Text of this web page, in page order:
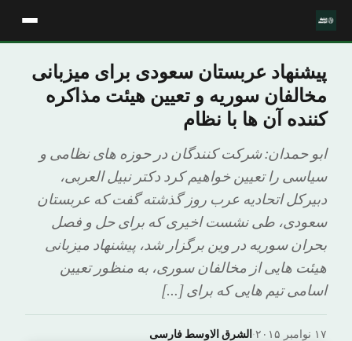
پیشنهاد عربستان سعودی برای میزبانی
مخالفان سوریه و تعیین هیئت مذاکره
کننده آن ها با نظام
ابو حمدان: شرکت کنندگان در حوزه های نظامی و
سیاسی را تعیین خواهیم کرد دکتر نبیل العربی،
دبیرکل اتحادیه عرب روز گذشته گفت که عربستان
سعودی، طی نشست اخیری که برای حل و فصل
بحران سوریه در وین برگزار شد، پیشنهاد میزبانی
هیئت هایی از مخالفان سوری، به منظور تعیین
اسامی تیم هایی که برای […]
الشرق الاوسط فارسی· ۱۷ نوامبر ۲۰۱۵